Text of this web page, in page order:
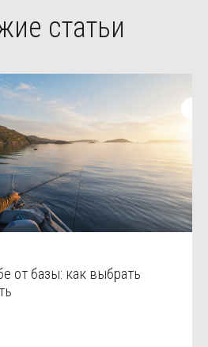
статьи
от базы: как выбрать